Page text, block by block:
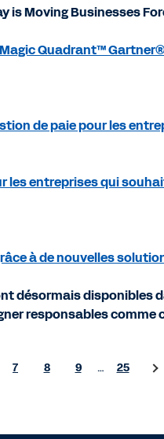
is Moving Businesses
Quadrant™
de paie pour les
entreprises qui
à de nouvelles
désormais disponibles
responsables comme
7 8 9 … 25